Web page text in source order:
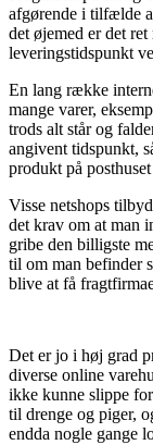
afgørende i tilfælde
det øjemed er det
leveringstidspunkt
En lang række
mange varer,
trods alt står og
angivent tidspunkt,
produkt på
Visse netshops
det krav om at man
gribe den billigste
til om man befinder
blive at få
Det er jo i høj grad
diverse online
ikke kunne slippe
til drenge og piger,
endda nogle gange